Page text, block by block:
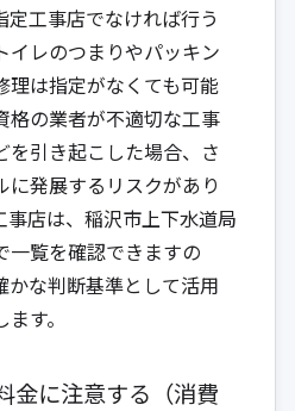
工事店でなければ行う
イレのつまりやパッキン
理は指定がなくても可能
格の業者が不適切な工事
を引き起こした場合、さ
に発展するリスクがあり
事店は、稲沢市上下水道局
一覧を確認できますの
かな判断基準として活用
す。
金に注意する（消費